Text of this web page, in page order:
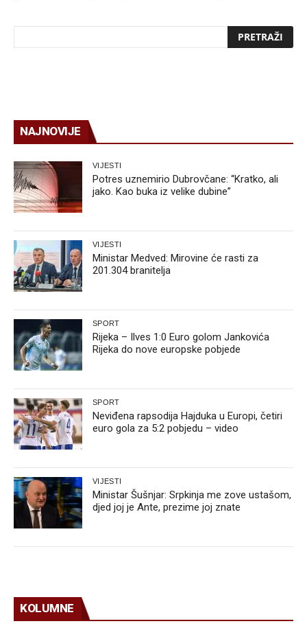
NAJNOVIJE
VIJESTI
Potres uznemirio Dubrovčane: “Kratko, ali
jako. Kao buka iz velike dubine”
VIJESTI
Ministar Medved: Mirovine će rasti za
201.304 branitelja
SPORT
Rijeka – Ilves 1:0 Euro golom Jankovića
Rijeka do nove europske pobjede
SPORT
Neviđena rapsodija Hajduka u Europi, četiri
euro gola za 5:2 pobjedu – video
VIJESTI
Ministar Šušnjar: Srpkinja me zove ustašom,
djed joj je Ante, prezime joj znate
KOLUMNE